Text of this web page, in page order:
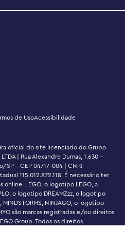
para dar suporte aos
de 27 peças inclui uma casa
mais de 28 cm de
de UsoAcessibilidade
oficial do site licenciado do Grupo
| Rua Alexandre Dumas, 1.630 -
SP - CEP 04717-004 | CNPJ
115.012.872.118. É necessário ter
online. LEGO, o logotipo LEGO, a
o logotipo DREAMZzz, o logotipo
MINDSTORMS, NINJAGO, o logotipo
são marcas registradas e/ou direitos
Group. Todos os direitos